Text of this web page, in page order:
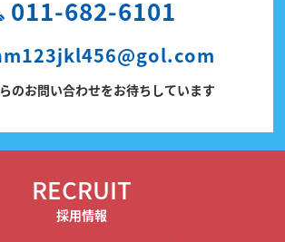
011-682-6101
のお問い合わせをお待ちしています
RECRUIT
採用情報